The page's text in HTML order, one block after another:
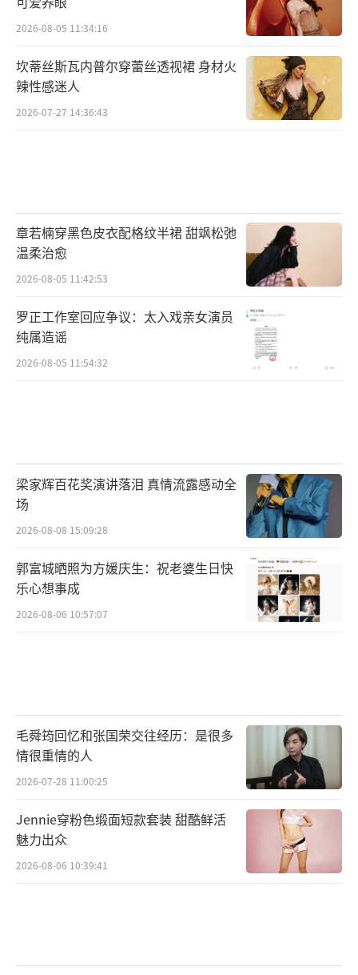
2026-08-05 11:34:16
坎蒂丝斯瓦内普尔穿蕾丝透视裙 身材火
辣性感迷人
2026-07-27 14:36:43
章若楠穿黑色皮衣配格纹半裙 甜飒松弛
温柔治愈
2026-08-05 11:42:53
罗正工作室回应争议：太入戏亲女演员
纯属造谣
2026-08-05 11:54:32
梁家辉百花奖演讲落泪 真情流露感动全
场
2026-08-08 15:09:28
郭富城晒照为方媛庆生：祝老婆生日快
乐心想事成
2026-08-06 10:57:07
毛舜筠回忆和张国荣交往经历：是很多
情很重情的人
2026-07-28 11:00:25
Jennie穿粉色缎面短款套装 甜酷鲜活
魅力出众
2026-08-06 10:39:41